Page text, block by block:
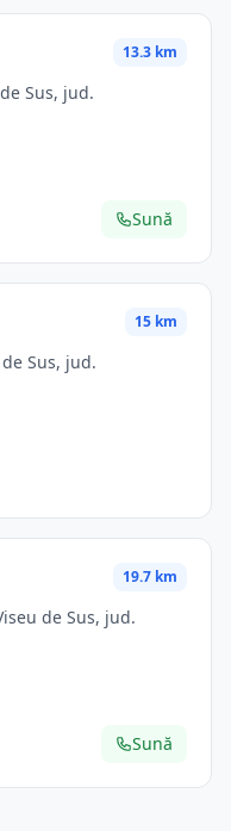
13.3 km
Sună
15 km
19.7 km
Sună